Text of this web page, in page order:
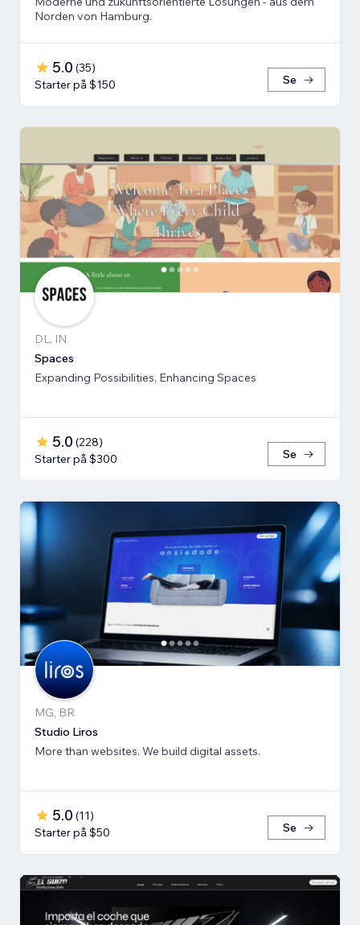
Norden von Hamburg.
5.0 (35)
Starter på $150
Se
DL, IN
Spaces
Expanding Possibilities, Enhancing Spaces
5.0 (228)
Starter på $300
Se
MG, BR
Studio Liros
More than websites. We build digital assets.
5.0 (11)
Starter på $50
Se